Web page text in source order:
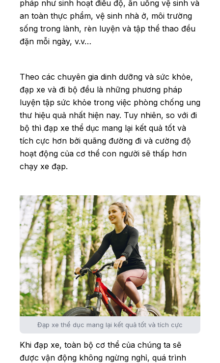
pháp như sinh hoạt điều độ, ăn uống vệ sinh và
an toàn thực phẩm, vệ sinh nhà ở, môi trường
sống trong lành, rèn luyện và tập thể thao đều
đặn mỗi ngày, v.v…
Theo các chuyên gia dinh dưỡng và sức khỏe,
đạp xe và đi bộ đều là những phương pháp
luyện tập sức khỏe trong việc phòng chống ung
thư hiệu quả nhất hiện nay. Tuy nhiên, so với đi
bộ thì đạp xe thể dục mang lại kết quả tốt và
tích cực hơn bởi quãng đường đi và cường độ
hoạt động của cơ thể con người sẽ thấp hơn
chạy xe đạp.
Đạp xe thể dục mang lại kết quả tốt và tích cực
Khi đạp xe, toàn bộ cơ thể của chúng ta sẽ
được vận động không ngừng nghỉ, quá trình